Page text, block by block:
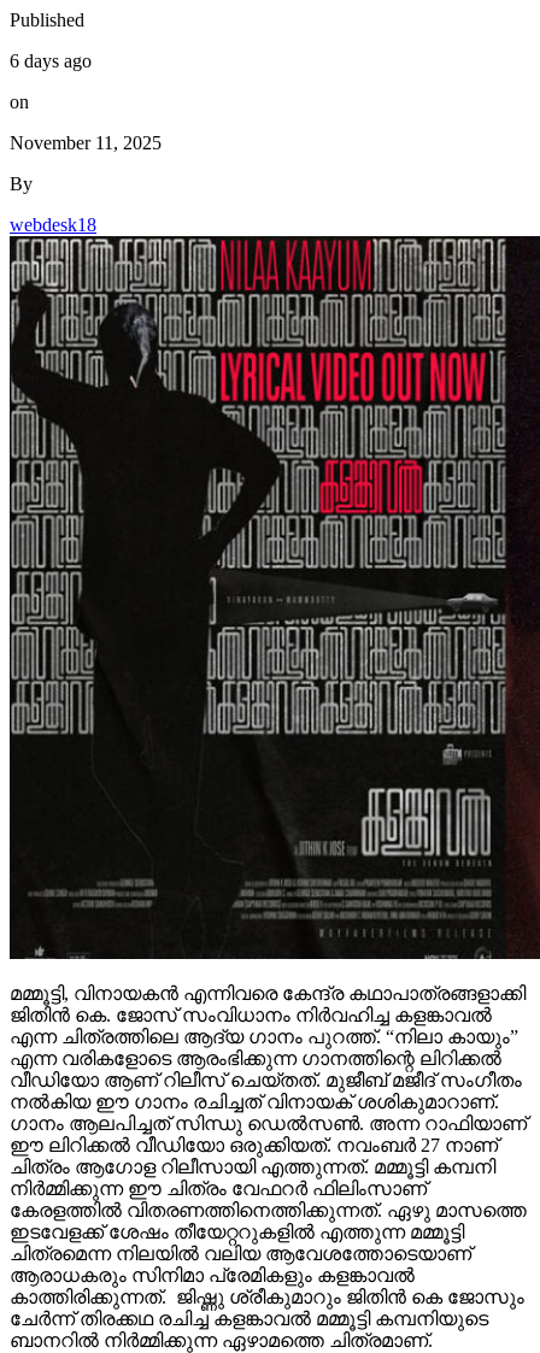
Published
6 days ago
on
November 11, 2025
By
webdesk18
മമ്മൂട്ടി, വിനായകൻ എന്നിവരെ കേന്ദ്ര കഥാപാത്രങ്ങളാക്കി
ജിതിൻ കെ. ജോസ് സംവിധാനം നിർവഹിച്ച കളങ്കാവൽ
എന്ന ചിത്രത്തിലെ ആദ്യ ഗാനം പുറത്ത്. “നിലാ കായും”
എന്ന വരികളോടെ ആരംഭിക്കുന്ന ഗാനത്തിന്റെ ലിറിക്കൽ
വീഡിയോ ആണ് റിലീസ് ചെയ്തത്. മുജീബ് മജീദ് സംഗീതം
നൽകിയ ഈ ഗാനം രചിച്ചത് വിനായക് ശശികുമാറാണ്.
ഗാനം ആലപിച്ചത് സിന്ധു ഡെൽസൺ. അന്ന റാഫിയാണ്
ഈ ലിറിക്കൽ വീഡിയോ ഒരുക്കിയത്. നവംബർ 27 നാണ്
ചിത്രം ആഗോള റിലീസായി എത്തുന്നത്. മമ്മൂട്ടി കമ്പനി
നിർമ്മിക്കുന്ന ഈ ചിത്രം വേഫറർ ഫിലിംസാണ്
കേരളത്തിൽ വിതരണത്തിനെത്തിക്കുന്നത്. ഏഴു മാസത്തെ
ഇടവേളക്ക് ശേഷം തീയേറ്ററുകളിൽ എത്തുന്ന മമ്മൂട്ടി
ചിത്രമെന്ന നിലയിൽ വലിയ ആവേശത്തോടെയാണ്
ആരാധകരും സിനിമാ പ്രേമികളും കളങ്കാവൽ
കാത്തിരിക്കുന്നത്. ജിഷ്ണു ശ്രീകുമാറും ജിതിൻ കെ ജോസും
ചേർന്ന് തിരക്കഥ രചിച്ച കളങ്കാവൽ മമ്മൂട്ടി കമ്പനിയുടെ
ബാനറിൽ നിർമ്മിക്കുന്ന ഏഴാമത്തെ ചിത്രമാണ്.